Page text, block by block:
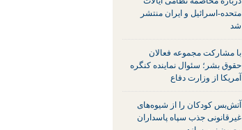
متحده-اسرائیل و ایران منتشر
شد
با مشارکت مجموعه فعالان
حقوق بشر؛ سئوال نماینده کنگره
آمریکا از وزارت دفاع
آتش‌بس کودکان را از شیوه‌های
غیرقانونی جذب سپاه پاسداران